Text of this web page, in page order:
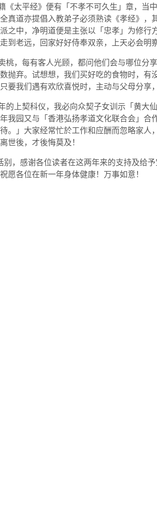
《太平经》便有「不孝不可久生」章，当
真道亦提倡入教弟子必须熟读《孝经》
之中，净明道便是主张以「忠孝」为修
老远，回家好好侍奉双亲，上天必会明
桃，每有客人光顾，都问他们会与哪位分
抛弃。试想想，我们买好吃的食物时，
要我们遇有欢欣喜悦时，主动与父母分享
的上契科仪，我必向众契子女训示「黄大
我园又与「香港弘扬孝道文化联合会」
。」大家经常忙於工作和应酬而忽略家
世後，才後悔莫及！
，感谢各位读者在这两年来的支持及给
愿各位在新一年身体健康！万事如意！